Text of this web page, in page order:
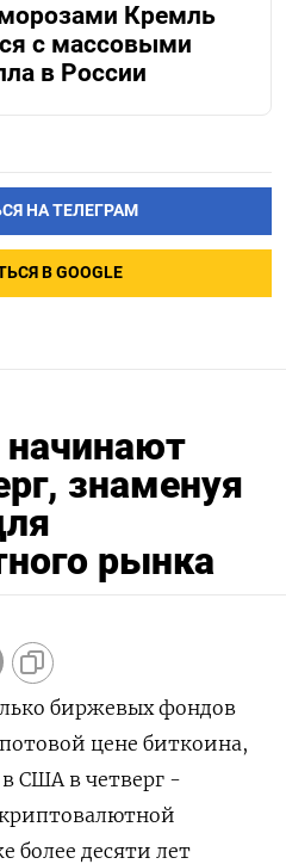
Кремль
с массовыми
в России
НА ТЕЛЕГРАМ
В GOOGLE
начинают
знаменуя
рынка
биржевых фондов
цене биткоина,
США в четверг -
более десяти лет